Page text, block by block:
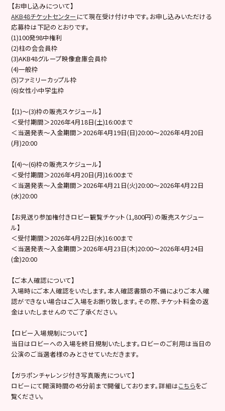
【お申し込みについて】
AKB48チケットセンター にて現在受け付け中です。お申し込みいただける
応募枠は下記のとおりです。
(1)100発98中権利
(2)柱の会会員枠
(3)AKB48グループ映像倉庫会員枠
(4)一般枠
(5)ファミリーカップル枠
(6)女性小中学生枠
【(1)～(3)枠の販売スケジュール】
＜受付期間＞2026年4月18日(土)16:00まで
＜当選発表～入金期間＞2026年4月19日(日)20:00～2026年4月20日
(月)20:00
【(4)〜(6)枠の販売スケジュール】
＜受付期間＞2026年4月20日(月)16:00まで
＜当選発表～入金期間＞2026年4月21日(火)20:00～2026年4月22日
(水)20:00
【お見送り参加権付きロビー観覧チケット（1,800円）の販売スケジュー
ル】
＜受付期間＞2026年4月22日(水)16:00まで
＜当選発表～入金期間＞2026年4月23日(木)20:00～2026年4月24日
(金)20:00
【ご本人確認について】
入場時にご本人確認をいたします。本人確認書類の不備によりご本人確
認ができない場合はご入場をお断り致します。その際、チケット料金の返
金はいたしませんのでご了承ください。
【ロビー入場規制について】
当日はロビーへの入場を終日規制いたします。ロビーのご利用は当日の
公演のご当選者様のみとさせていただきます。
【ガラポンチャレンジ付き写真販売について】
ロビーにて開演時間の45分前まで開催しております。詳細はこちらをご
覧ください。